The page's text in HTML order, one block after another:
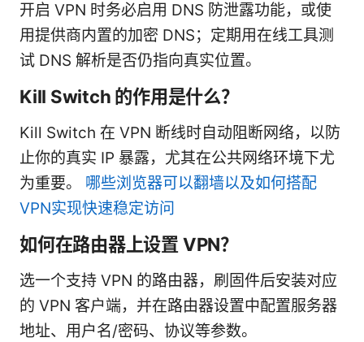
开启 VPN 时务必启用 DNS 防泄露功能，或使
用提供商内置的加密 DNS；定期用在线工具测
试 DNS 解析是否仍指向真实位置。
Kill Switch 的作用是什么？
Kill Switch 在 VPN 断线时自动阻断网络，以防
止你的真实 IP 暴露，尤其在公共网络环境下尤
为重要。 哪些浏览器可以翻墙以及如何搭配
VPN实现快速稳定访问
如何在路由器上设置 VPN？
选一个支持 VPN 的路由器，刷固件后安装对应
的 VPN 客户端，并在路由器设置中配置服务器
地址、用户名/密码、协议等参数。